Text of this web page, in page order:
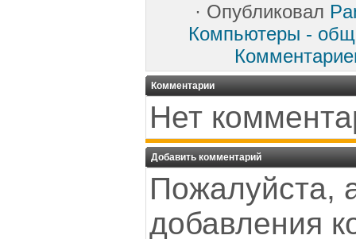
· Опубликовал
Компьютеры -
Комментарии
Нет
Добавить комментарий
Пожалуйста,
добавления